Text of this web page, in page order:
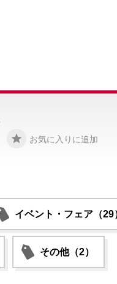
お気に入りに追加
イベント・フェア（29
その他（2）